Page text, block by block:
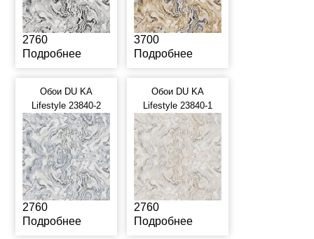
2760
Подробнее
3700
Подробнее
Обои DU KA
Lifestyle 23840-2
2760
Подробнее
Обои DU KA
Lifestyle 23840-1
2760
Подробнее